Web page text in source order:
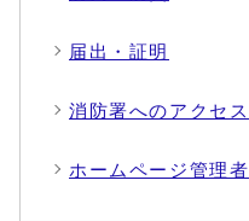
届出・証明
消防署へのアクセス
ホームページ管理者